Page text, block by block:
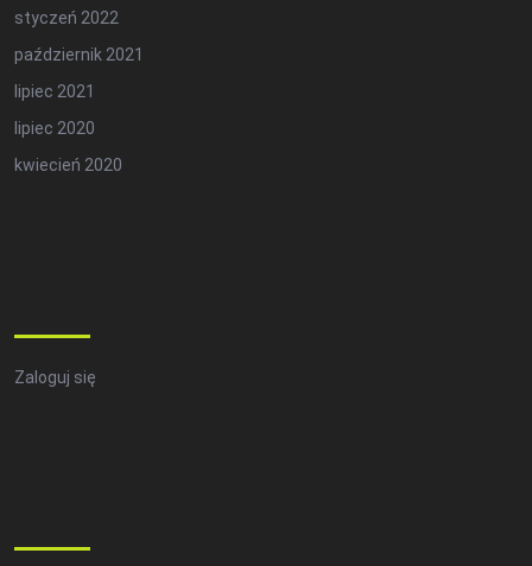
styczeń 2022
październik 2021
lipiec 2021
lipiec 2020
kwiecień 2020
Zaloguj się